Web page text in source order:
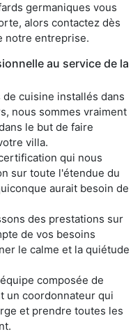
germaniques vous
alors contactez dès
notre entreprise.
au service de la
cuisine installés dans
nous sommes vraiment
le but de faire
villa.
qui nous
sur toute l'étendue du
aurait besoin de
des prestations sur
de vos besoins
le calme et la quiétude
composée de
un coordonnateur qui
et prendre toutes les